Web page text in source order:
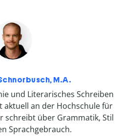
M.A.
und Literarisches Schreiben
an der Hochschule für
schreibt über Grammatik, Stil
Sprachgebrauch.